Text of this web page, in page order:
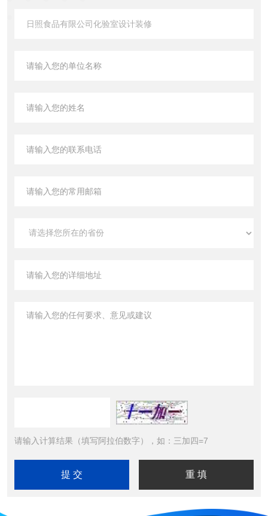
请输入计算结果（填写阿拉伯数字），如：三加四=7